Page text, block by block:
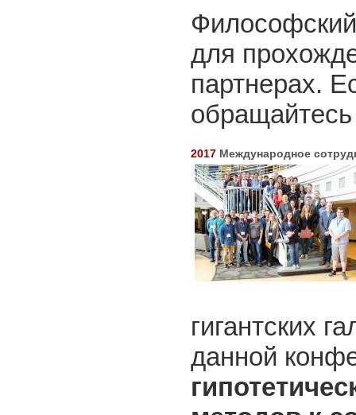
для
партнерах.
2017 Международное
гигантских
данной